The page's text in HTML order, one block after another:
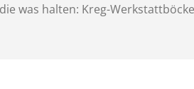
was halten: Kreg-